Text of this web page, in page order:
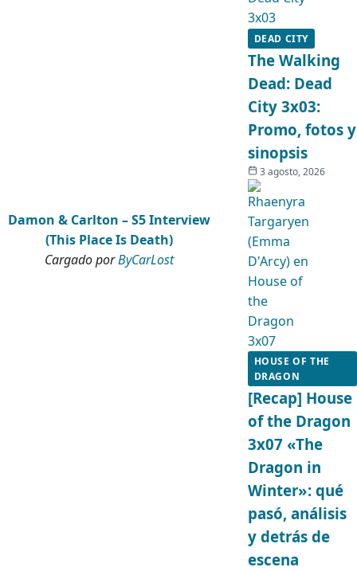
Damon & Carlton – S5 Interview
(This Place Is Death)
Cargado porByCarLost
DEAD CITY
The Walking
Dead: Dead
City 3x03:
Promo, fotos y
sinopsis
3 agosto, 2026
HOUSE OF THE
DRAGON
[Recap] House
of the Dragon
3x07 «The
Dragon in
Winter»: qué
pasó, análisis
y detrás de
escena